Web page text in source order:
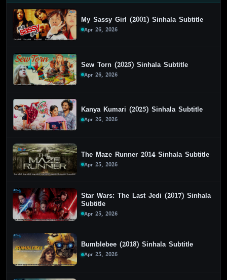
My Sassy Girl (2001) Sinhala Subtitle
Apr 26, 2026
Sew Torn (2025) Sinhala Subtitle
Apr 26, 2026
Kanya Kumari (2025) Sinhala Subtitle
Apr 26, 2026
The Maze Runner 2014 Sinhala Subtitle
Apr 25, 2026
Star Wars: The Last Jedi (2017) Sinhala
Subtitle
Apr 25, 2026
Bumblebee (2018) Sinhala Subtitle
Apr 25, 2026